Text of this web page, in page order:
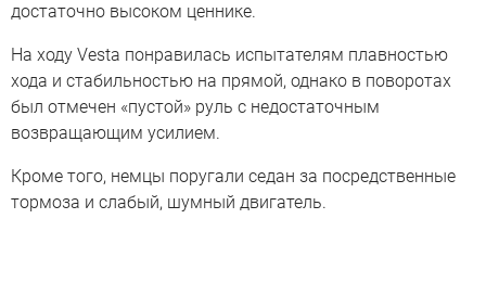
достаточно высоком ценнике.
На ходу Vesta понравилась испытателям плавностью
хода и стабильностью на прямой, однако в поворотах
был отмечен «пустой» руль с недостаточным
возвращающим усилием.
Кроме того, немцы поругали седан за посредственные
тормоза и слабый, шумный двигатель.